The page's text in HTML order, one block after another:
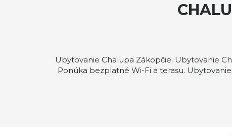
Ubytovanie Chalupa Zákopčie. Ubytovanie
Ponúka bezplatné Wi-Fi a terasu.